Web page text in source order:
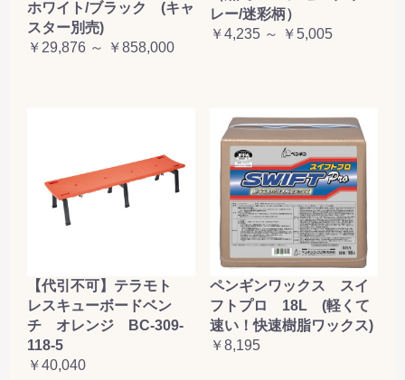
ホワイト/ブラック (キャ
スター別売)
￥29,876 ～ ￥858,000
レー/迷彩柄）
￥4,235 ～ ￥5,005
【代引不可】テラモト
レスキューボードベン
チ オレンジ BC-309-
118-5
￥40,040
ペンギンワックス スイ
フトプロ 18L (軽くて
速い！快速樹脂ワックス)
￥8,195